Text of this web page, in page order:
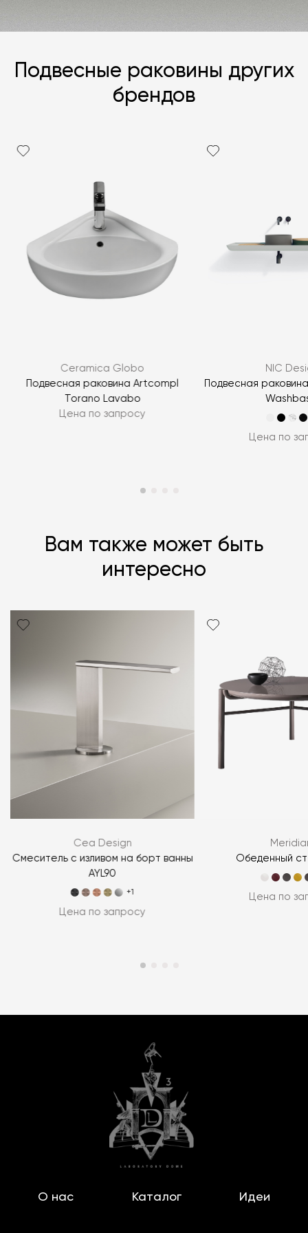
Я согласен с политикой персональных данных
Подвесные раковины других
брендов
Ceramica Globo
Подвесная раковина Artcompl
Torano Lavabo
Цена по запросу
NIC
Подвесная
Цена по
Вам также может быть
интересно
Cea Design
Смеситель с изливом на борт ванны
AYL90
+1
Цена по запросу
Обеденный
Цена по
О нас Каталог Идеи